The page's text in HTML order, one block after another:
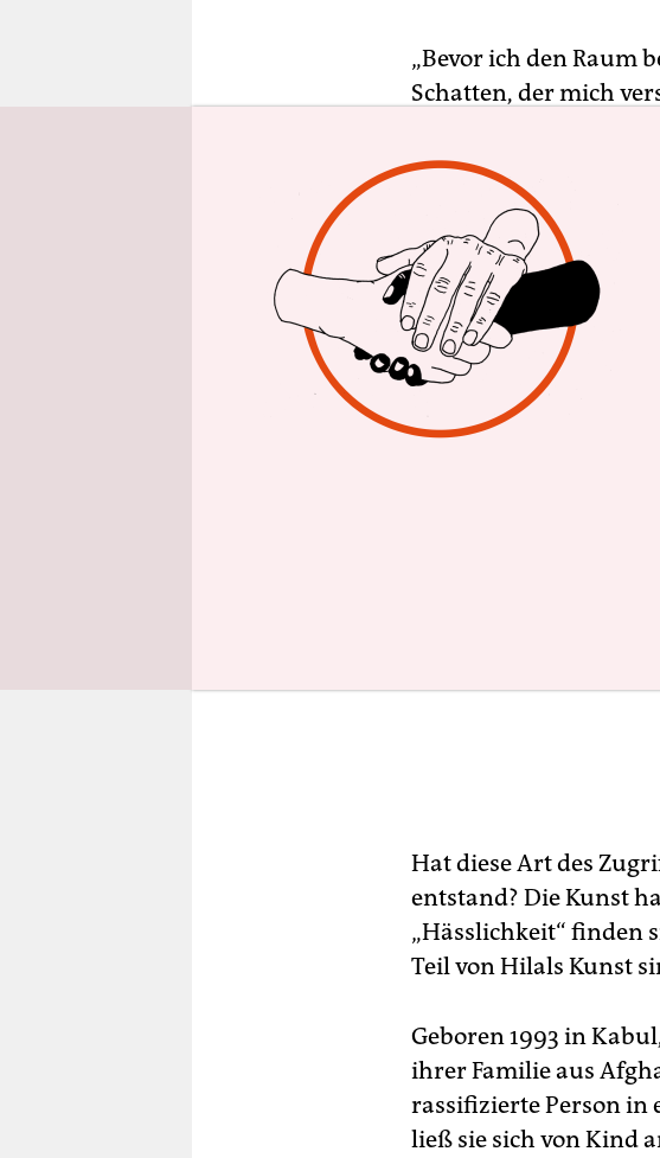
„Bevor ich den Raum
Schatten, der mich
Bekannt geworden
ihre Zeichnungen,
dominieren Schwarz-
mit feinen Strichen
von sich selbst und
Absicht,
Hat diese Art des
entstand? Die Kunst
„Hässlichkeit“ finden
Teil von Hilals Kunst
Geboren 1993 in
ihrer Familie aus
rassifizierte Person in
ließ sie sich von Kind